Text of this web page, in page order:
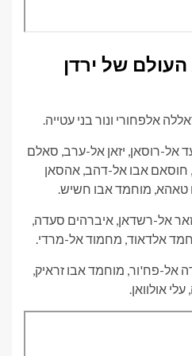
של ירדן
אלפחורי ונור בני עטייה.
אל-רוסאן, יזאן אל-ערב, סאלם
חוסאם אבו אל-דהב, אהסאן
טאהא, מוחמד אבו חשיש.
אל-רשדאן, איברהים סעדה,
אלדאוד, מחמוד אל-מרדי.
אל-פח'ור, מוחמד אבו זראיק,
אולוואן.